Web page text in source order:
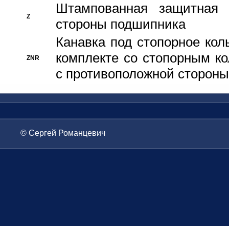
Z
Штампованная
стороны подшипника
ZNR
Канавка под стопорное
комплекте со стопорным
с противоположной стороны
© Сергей Романцевич